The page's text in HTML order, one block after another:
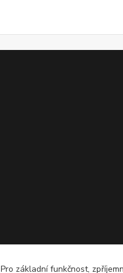
Pro základní funkčnost,